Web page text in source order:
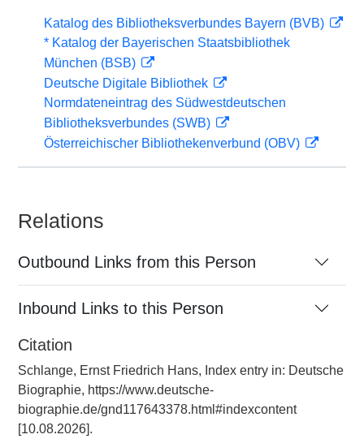
Katalog des Bibliotheksverbundes Bayern (BVB)
* Katalog der Bayerischen Staatsbibliothek
München (BSB)
Deutsche Digitale Bibliothek
Normdateneintrag des Südwestdeutschen
Bibliotheksverbundes (SWB)
Österreichischer Bibliothekenverbund (OBV)
Relations
Outbound Links from this Person
Inbound Links to this Person
Citation
Schlange, Ernst Friedrich Hans, Index entry in: Deutsche
Biographie, https://www.deutsche-
biographie.de/gnd117643378.html#indexcontent
[10.08.2026].